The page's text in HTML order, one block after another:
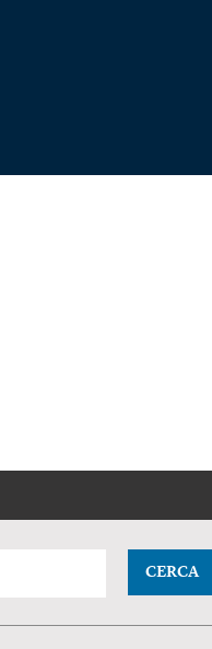
CERCA